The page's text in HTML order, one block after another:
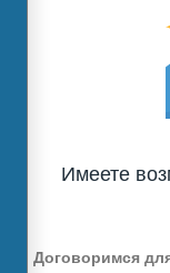
Имеете
Договоримся